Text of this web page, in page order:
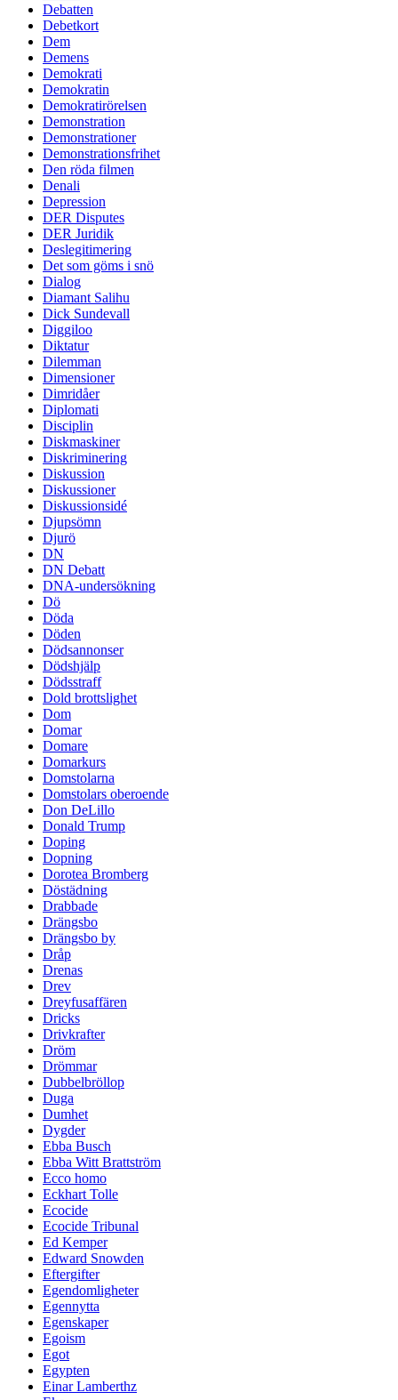
Debatten
Debetkort
Dem
Demens
Demokrati
Demokratin
Demokratirörelsen
Demonstration
Demonstrationer
Demonstrationsfrihet
Den röda filmen
Denali
Depression
DER Disputes
DER Juridik
Deslegitimering
Det som göms i snö
Dialog
Diamant Salihu
Dick Sundevall
Diggiloo
Diktatur
Dilemman
Dimensioner
Dimridåer
Diplomati
Disciplin
Diskmaskiner
Diskriminering
Diskussion
Diskussioner
Diskussionsidé
Djupsömn
Djurö
DN
DN Debatt
DNA-undersökning
Dö
Döda
Döden
Dödsannonser
Dödshjälp
Dödsstraff
Dold brottslighet
Dom
Domar
Domare
Domarkurs
Domstolarna
Domstolars oberoende
Don DeLillo
Donald Trump
Doping
Dopning
Dorotea Bromberg
Döstädning
Drabbade
Drängsbo
Drängsbo by
Dråp
Drenas
Drev
Dreyfusaffären
Dricks
Drivkrafter
Dröm
Drömmar
Dubbelbröllop
Duga
Dumhet
Dygder
Ebba Busch
Ebba Witt Brattström
Ecco homo
Eckhart Tolle
Ecocide
Ecocide Tribunal
Ed Kemper
Edward Snowden
Eftergifter
Egendomligheter
Egennytta
Egenskaper
Egoism
Egot
Egypten
Einar Lamberthz